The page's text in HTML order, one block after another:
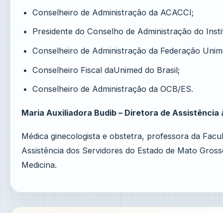
Conselheiro de Administração da ACACCI;
Presidente do Conselho de Administração do
Conselheiro de Administração da Federação
Conselheiro Fiscal daUnimed do Brasil;
Conselheiro de Administração da OCB/ES.
Maria Auxiliadora Budib – Diretora de
Médica ginecologista e obstetra, professora da
Assistência dos Servidores do Estado de Mato
Medicina.